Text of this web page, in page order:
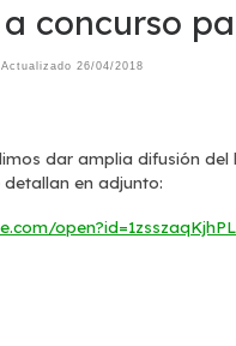
concurso
Actualizado 26/04/2018
dar amplia difusión del
en adjunto: